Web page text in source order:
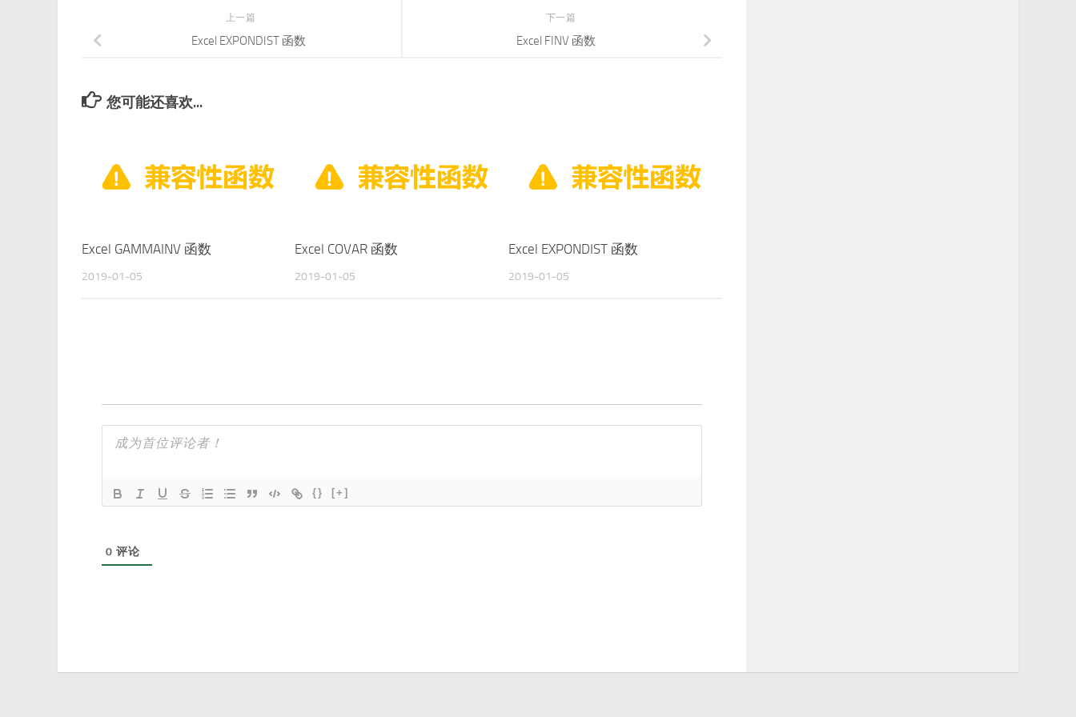
下一篇
Excel FINV 函数
上一篇
Excel EXPONDIST 函数
您可能还喜欢...
Excel GAMMAINV 函数
2019-01-05
Excel COVAR 函数
2019-01-05
Excel EXPONDIST 函数
2019-01-05
{} [+]
0 评论